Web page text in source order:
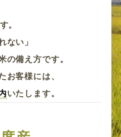
。
ない」
の備え方です。
お客様には、
いたします。